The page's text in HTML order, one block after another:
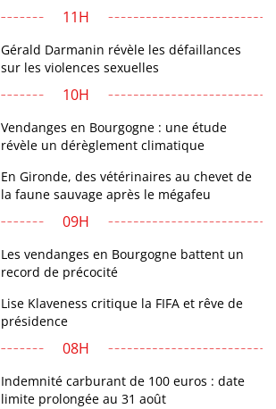
11H
Gérald Darmanin révèle les défaillances
sur les violences sexuelles
10H
Vendanges en Bourgogne : une étude
révèle un dérèglement climatique
En Gironde, des vétérinaires au chevet de
la faune sauvage après le mégafeu
09H
Les vendanges en Bourgogne battent un
record de précocité
Lise Klaveness critique la FIFA et rêve de
présidence
08H
Indemnité carburant de 100 euros : date
limite prolongée au 31 août